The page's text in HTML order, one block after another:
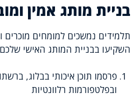
בניית מותג אמין
תלמידים נמשכים למומחים מוכרים
השקיעו בבניית המותג האישי
פרסמו תוכן איכותי בבלוג,
ובפלטפורמות רלוונטיות